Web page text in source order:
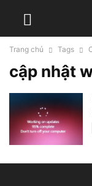
Trang chủ Tags
cập nhật